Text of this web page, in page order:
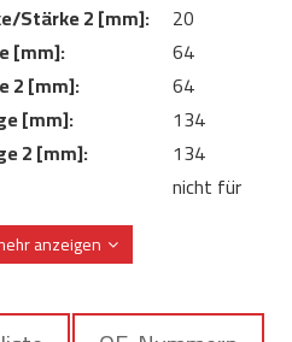
Stärke 2 [mm]:
20
[mm]:
64
2 [mm]:
64
[mm]:
134
2 [mm]:
134
nicht für
Verschleißsensor
anzeigen